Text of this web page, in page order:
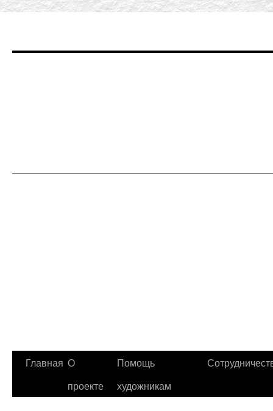
Главная О
проекте
Помощь
художникам